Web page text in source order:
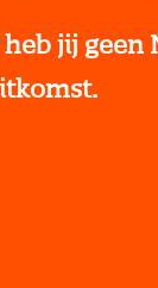
jij geen